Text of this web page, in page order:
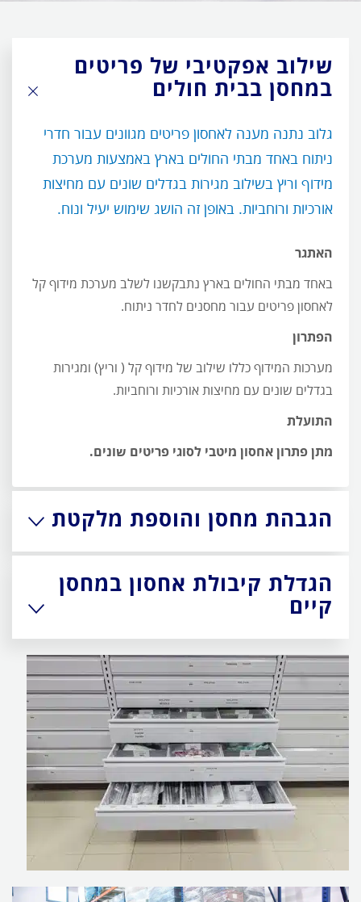
שילוב אפקטיבי של פריטים
במחסן בבית חולים
גלוב נתנה מענה לאחסון פריטים מגוונים עבור חדרי
ניתוח באחד מבתי החולים בארץ באמצעות מערכת
מידוף וריץ בשילוב מגירות בגדלים שונים עם מחיצות
אורכיות ורוחביות. באופן זה הושג שימוש יעיל ונוח.
האתגר
באחד מבתי החולים בארץ נתבקשנו לשלב מערכת מידוף קל
לאחסון פריטים עבור מחסנים לחדר ניתוח.
הפתרון
מערכות המידוף כללו שילוב של מידוף קל ( וריץ) ומגירות
בגדלים שונים עם מחיצות אורכיות ורוחביות.
התועלת
מתן פתרון אחסון מיטבי לסוגי פריטים שונים.
הגבהת מחסן והוספת מלקטת
הגדלת קיבולת אחסון במחסן
קיים